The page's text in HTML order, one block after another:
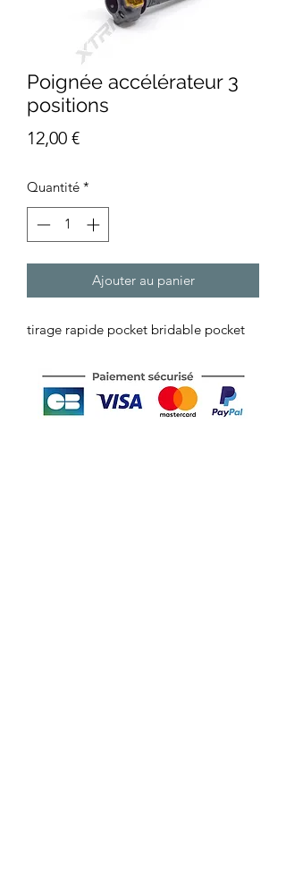
Poignée accélérateur 3
positions
12,00 €Prix
Quantité *
Ajouter au panier
tirage rapide pocket bridable pocket